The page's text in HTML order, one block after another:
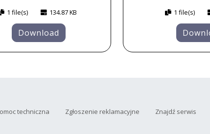
1 file(s) 134.87 KB
Download
1 file(s)
techniczna Zgłoszenie reklamacyjne Znajdź serwis